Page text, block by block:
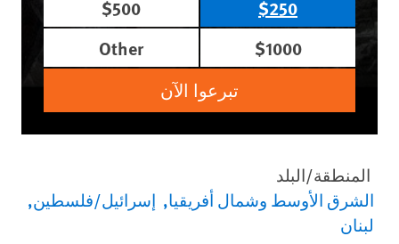
$250
$500
$1000
Other
تبرعوا الآن
المنطقة/البلد
الشرق الأوسط وشمال أفريقيا إسرائيل/فلسطين
لبنان